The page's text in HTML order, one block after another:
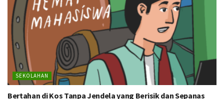
SEKOLAHAN
Bertahan di Kos Tanpa Jendela yang Berisik dan Sepanas